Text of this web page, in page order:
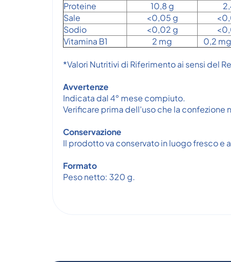
Proteine
10,8 g
Sale
<0,05 g
Sodio
<0,02 g
Vitamina B1
2 mg 0,2
*Valori Nutritivi di Riferimento ai sensi del
Avvertenze
Indicata dal 4° mese compiuto.
Verificare prima dell'uso che la confezione
Conservazione
Il prodotto va conservato in luogo fresco e
Formato
Peso netto: 320 g.